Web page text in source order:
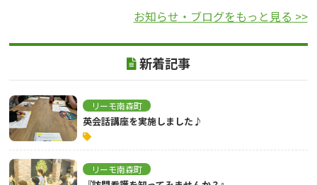
お知らせ・ブログをもっと見る >>
新着記事
リーモ南森町
英会話講座を実施しました♪
リーモ南森町